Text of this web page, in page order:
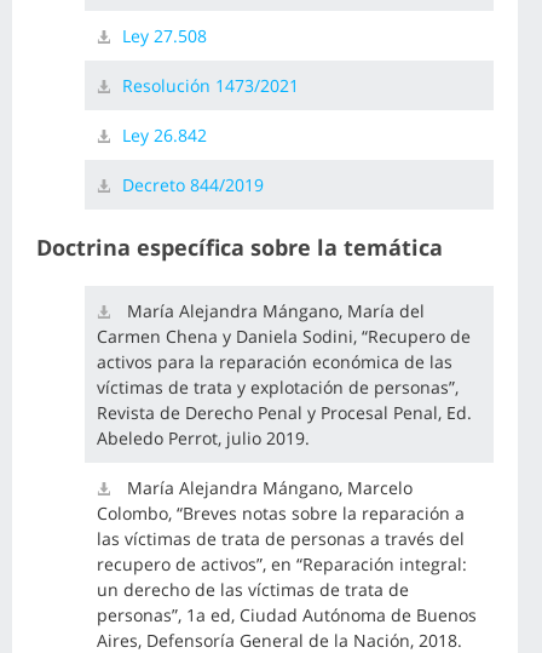
Ley 27.508
Resolución 1473/2021
Ley 26.842
Decreto 844/2019
Doctrina específica sobre la temática
María Alejandra Mángano, María del
Carmen Chena y Daniela Sodini, “Recupero de
activos para la reparación económica de las
víctimas de trata y explotación de personas”,
Revista de Derecho Penal y Procesal Penal, Ed.
Abeledo Perrot, julio 2019.
María Alejandra Mángano, Marcelo
Colombo, “Breves notas sobre la reparación a
las víctimas de trata de personas a través del
recupero de activos”, en “Reparación integral:
un derecho de las víctimas de trata de
personas”, 1a ed, Ciudad Autónoma de Buenos
Aires, Defensoría General de la Nación, 2018.